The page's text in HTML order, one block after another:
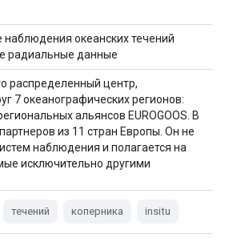
наблюдения океанских течений
радиальные данные
распределенный центр,
7 океанографических регионов:
альянсов EUROGOOS. В
из 11 стран Европы. Он не
наблюдения и полагается на
исключительно другими
течений коперника insitu